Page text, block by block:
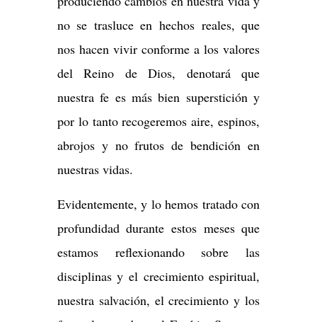
no se trasluce en hechos reales, que
nos hacen vivir conforme a los valores
del Reino de Dios, denotará que
nuestra fe es más bien superstición y
por lo tanto recogeremos aire, espinos,
abrojos y no frutos de bendición en
nuestras vidas.
Evidentemente, y lo hemos tratado con
profundidad durante estos meses que
estamos reflexionando sobre las
disciplinas y el crecimiento espiritual,
nuestra salvación, el crecimiento y los